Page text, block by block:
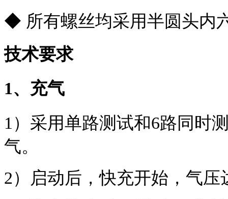
◆ 所有螺丝均采用半圆头内
技术要求
1、充气
1）采用单路测试和6路同时
气。
2）启动后，快充开始，气压